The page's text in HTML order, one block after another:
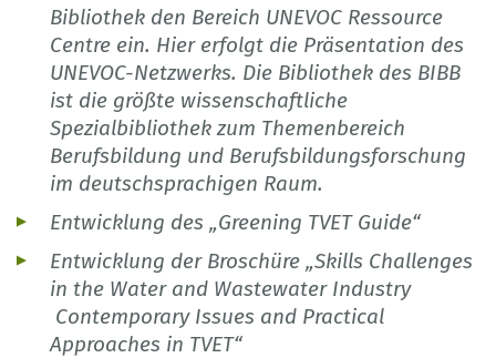
Bibliothek den Bereich UNEVOC Ressource
Centre ein. Hier erfolgt die Präsentation des
UNEVOC-Netzwerks. Die Bibliothek des BIBB
ist die größte wissenschaftliche
Spezialbibliothek zum Themenbereich
Berufsbildung und Berufsbildungsforschung
im deutschsprachigen Raum.
Entwicklung des „Greening TVET Guide“
Entwicklung der Broschüre „Skills Challenges
in the Water and Wastewater Industry
Contemporary Issues and Practical
Approaches in TVET“